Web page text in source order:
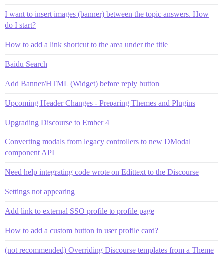
I want to insert images (banner) between the topic answers. How
do I start?
How to add a link shortcut to the area under the title
Baidu Search
Add Banner/HTML (Widget) before reply button
Upcoming Header Changes - Preparing Themes and Plugins
Upgrading Discourse to Ember 4
Converting modals from legacy controllers to new DModal
component API
Need help integrating code wrote on Edittext to the Discourse
Settings not appearing
Add link to external SSO profile to profile page
How to add a custom button in user profile card?
(not recommended) Overriding Discourse templates from a Theme